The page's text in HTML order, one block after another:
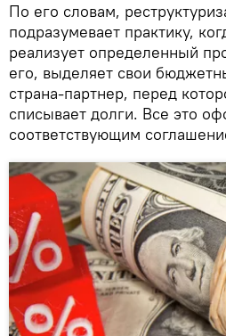
По его словам,
подразумевает практику,
реализует определенный
его, выделяет свои
страна-партнер, перед
списывает долги. Все это
соответствующим